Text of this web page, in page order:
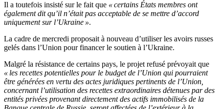
Il a toutefois insisté sur le fait que « certains États membres ont
également dit qu’il n’était pas acceptable de se mettre d’accord
uniquement sur l’Ukraine ».
La cadre de mercredi proposait à nouveau d’utiliser les avoirs russes
gelés dans l’Union pour financer le soutien à l’Ukraine.
Malgré la résistance de certains pays, le projet refusé prévoyait que
« les recettes potentielles pour le budget de l’Union qui pourraient
être générées en vertu des actes juridiques pertinents de l’Union,
concernant l’utilisation des recettes extraordinaires détenues par des
entités privées provenant directement des actifs immobilisés de la